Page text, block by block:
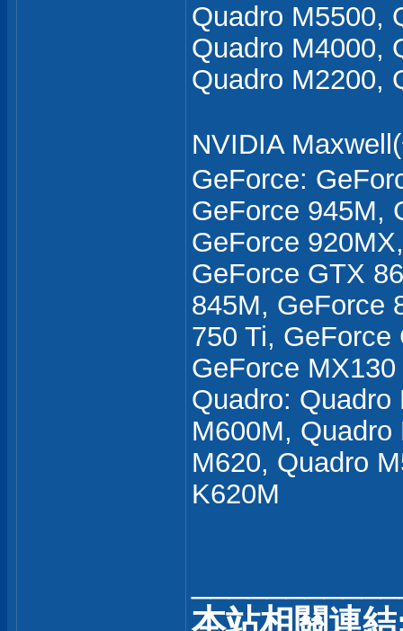
Quadro M5500,
Quadro M4000,
Quadro M2200,
NVIDIA
GeForce:
GeForce 945M,
GeForce
GeForce GTX
845M, GeForce
750 Ti,
GeForce MX130
Quadro: Quadro
M600M,
M620, Quadro
K620M
本站相關連